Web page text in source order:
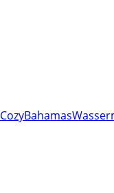
CozyBahamas